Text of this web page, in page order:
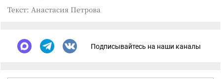
Текст: Анастасия Петрова
Подписывайтесь на наши каналы